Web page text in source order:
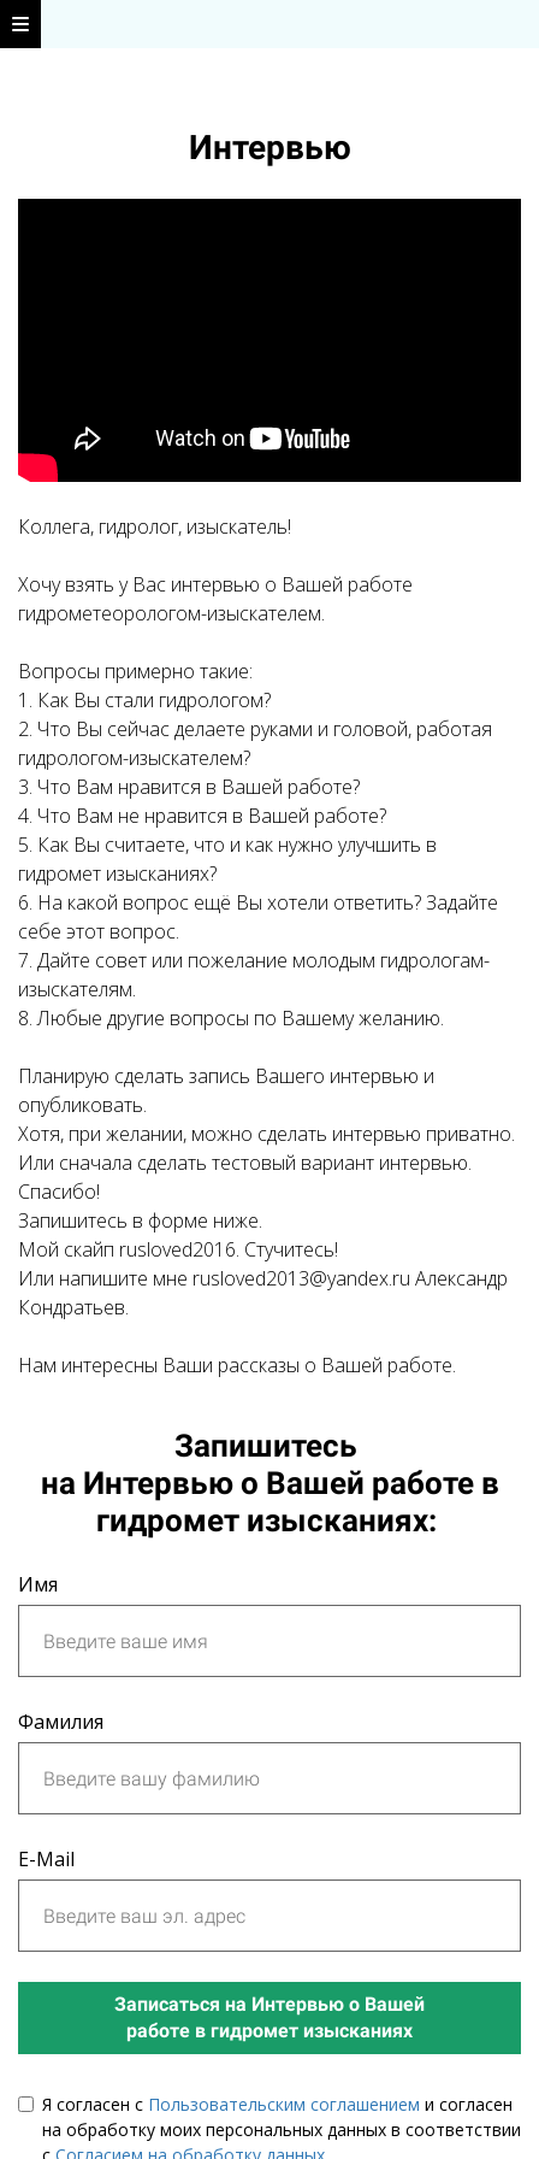
Интервью
Коллега, гидролог, изыскатель!
Хочу взять у Вас интервью о Вашей работе
гидрометеорологом-изыскателем.
Вопросы примерно такие:
1. Как Вы стали гидрологом?
2. Что Вы сейчас делаете руками и головой, работая
гидрологом-изыскателем?
3. Что Вам нравится в Вашей работе?
4. Что Вам не нравится в Вашей работе?
5. Как Вы считаете, что и как нужно улучшить в
гидромет изысканиях?
6. На какой вопрос ещё Вы хотели ответить? Задайте
себе этот вопрос.
7. Дайте совет или пожелание молодым гидрологам-
изыскателям.
8. Любые другие вопросы по Вашему желанию.
Планирую сделать запись Вашего интервью и
опубликовать.
Хотя, при желании, можно сделать интервью приватно.
Или сначала сделать тестовый вариант интервью.
Спасибо!
Запишитесь в форме ниже.
Мой скайп rusloved2016. Стучитесь!
Или напишите мне rusloved2013@yandex.ru Александр
Кондратьев.
Нам интересны Ваши рассказы о Вашей работе.
Запишитесь
на Интервью о Вашей работе в
гидромет изысканиях:
Имя
Фамилия
E-Mail
Записаться на Интервью о Вашей
работе в гидромет изысканиях
Я согласен с Пользовательским соглашением и согласен
на обработку моих персональных данных в соответствии